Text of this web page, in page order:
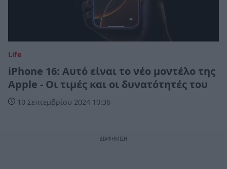
Life
iPhone 16: Αυτό είναι το νέο μοντέλο της
Apple - Οι τιμές και οι δυνατότητές του
10 Σεπτεμβρίου 2024 10:36